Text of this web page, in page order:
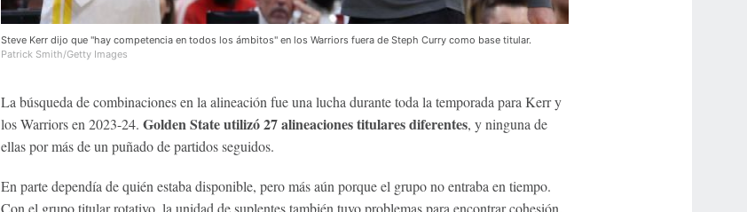
Steve Kerr dijo que "hay competencia en todos los ámbitos" en los Warriors fuera de Steph Curry como base titular.
Patrick Smith/Getty Images
La búsqueda de combinaciones en la alineación fue una lucha durante toda la temporada para Kerr y
los Warriors en 2023-24. Golden State utilizó 27 alineaciones titulares diferentes, y ninguna de
ellas por más de un puñado de partidos seguidos.
En parte dependía de quién estaba disponible, pero más aún porque el grupo no entraba en tiempo.